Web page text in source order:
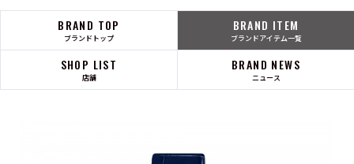
BRAND TOP
ブランドトップ
BRAND ITEM
ブランドアイテム一覧
SHOP LIST
店舗
BRAND NEWS
ニュース